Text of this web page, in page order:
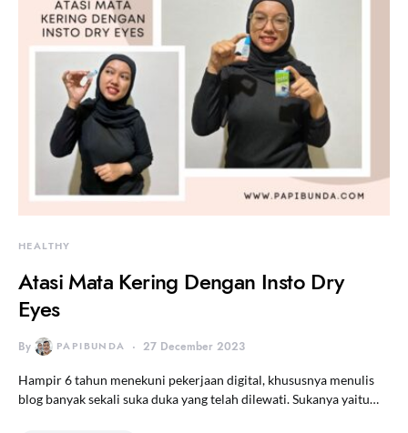
HEALTHY
Atasi Mata Kering Dengan Insto Dry
Eyes
By PAPIBUNDA 27 December 2023
Hampir 6 tahun menekuni pekerjaan digital, khususnya menulis
blog banyak sekali suka duka yang telah dilewati. Sukanya yaitu…